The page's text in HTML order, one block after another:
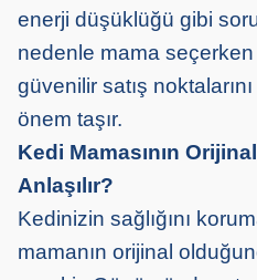
enerji düşüklüğü gibi
nedenle mama
güvenilir satış
önem taşır.
Kedi Mamasının
Anlaşılır?
Kedinizin sağlığını
mamanın orijinal